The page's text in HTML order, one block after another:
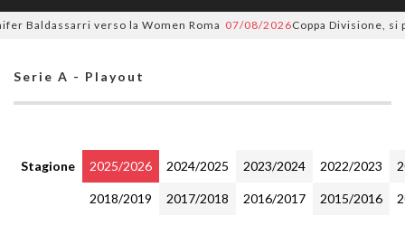
verso la Women Roma 07/08/2026Coppa Divisione, si
Serie A - Playout
Stagione 2025/2026 2024/2025 2023/2024 2022/2023
2018/2019 2017/2018 2016/2017 2015/2016